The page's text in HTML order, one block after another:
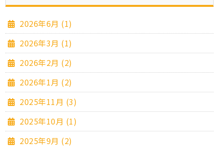
2026年6月 (1)
2026年3月 (1)
2026年2月 (2)
2026年1月 (2)
2025年11月 (3)
2025年10月 (1)
2025年9月 (2)